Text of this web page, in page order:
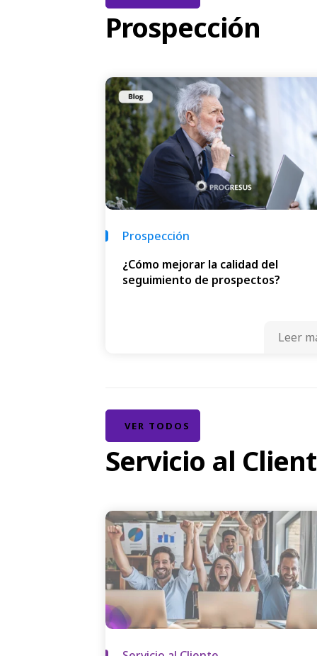
Prospección
Prospección
¿Cómo mejorar la calidad del
seguimiento de prospectos?
Leer
VER TODOS
Servicio al